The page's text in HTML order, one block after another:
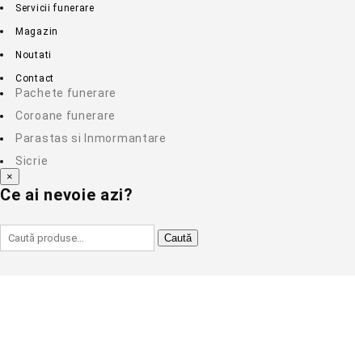
Servicii funerare
Magazin
Noutati
Contact
Pachete funerare
Coroane funerare
Parastas si Inmormantare
Sicrie
×
Ce ai nevoie azi?
Caută